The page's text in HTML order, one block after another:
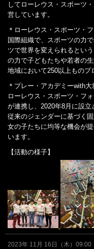
してローレウス・スポーツ
営しています。
＊ローレウス・スポーツ・
国際組織で、スポーツの力
ツで世界を変えられるとい
の力で子どもたちや若者の
地域において250以上ものプ
＊プレー・アカデミーwith
ローレウス・スポーツ・フ
が連携し、2020年8月に設立
従来のジェンダーに基づく
女の子たちに均等な機会が
います。
【活動の様子】
2023年 11月 16日（木）09:00